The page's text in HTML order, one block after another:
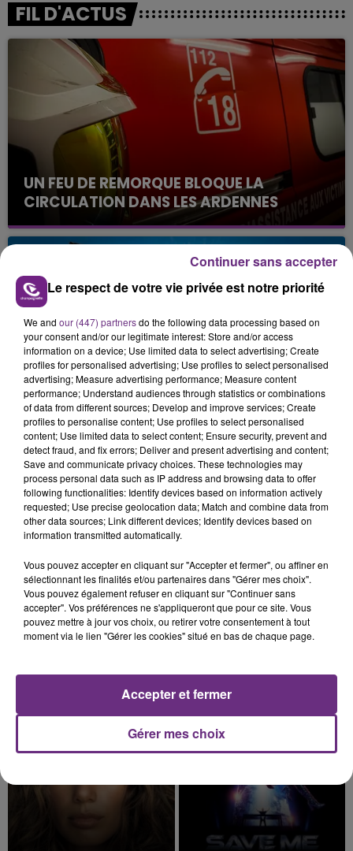
FIL D'ACTUS
UN FEU DE REMORQUE BLOQUE LA
CIRCULATION DANS LES ARDENNES
Un feu de remorque s'est déclaré ce mercredi en
fin de matinée sur l'A34.
VENEZ FÊTER CE WEEK-END
L'ANNIVERSAIRE DE WOINIC
Ce samedi 8 août sera un grand jour :
l'anniversaire du plus gros sanglier du monde.
Une fête est donc organisée et vous êtes tous
conviés !
TITRES DIFFUSÉS
13h48
13h48
FLO RIDA
13h44
13h44
TAYLOR SWIFT
Elizabeth Taylor
13h37
13h37
Le respect de votre vie privée est notre priorité
We and our (447) partnersdo the following data processing based on
your consent and/or our legitimate interest: Store and/or access
information on a device; Use limited data to select advertising; Create
profiles for personalised advertising; Use profiles to select personalised
advertising; Measure advertising performance; Measure content
performance; Understand audiences through statistics or combinations
of data from different sources; Develop and improve services; Create
profiles to personalise content; Use profiles to select personalised
content; Use limited data to select content; Ensure security, prevent and
detect fraud, and fix errors; Deliver and present advertising and content;
Save and communicate privacy choices. These technologies may
process personal data such as IP address and browsing data to offer
following functionalities: Identify devices based on information actively
requested; Use precise geolocation data; Match and combine data from
other data sources; Link different devices; Identify devices based on
information transmitted automatically.
Vous pouvez accepter en cliquant sur "Accepter et fermer", ou affiner en
sélectionnant les finalités et/ou partenaires dans "Gérer mes choix".
Vous pouvez également refuser en cliquant sur "Continuer sans
accepter". Vos préférences ne s'appliqueront que pour ce site. Vous
pouvez mettre à jour vos choix, ou retirer votre consentement à tout
moment via le lien "Gérer les cookies" situé en bas de chaque page.
Gérer mes choix
Accepter et fermer
Continuer sans accepter